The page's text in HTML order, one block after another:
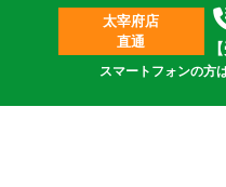
古物商許可番号：第
2023 ©
太宰府店
直通
スマートフォンの方